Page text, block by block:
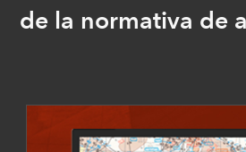
de la normativa de